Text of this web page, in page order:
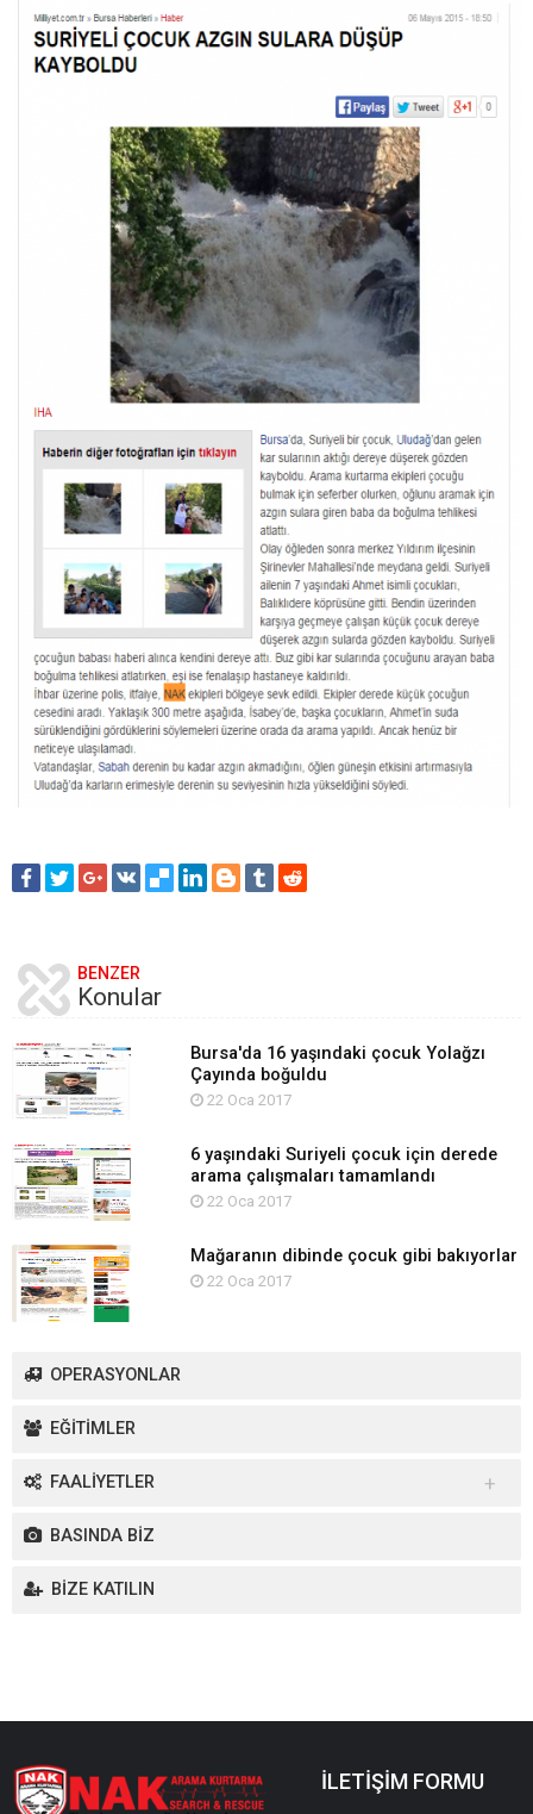
BENZER
Konular
Bursa'da 16 yaşındaki çocuk Yolağzı
Çayında boğuldu
22 Oca 2017
6 yaşındaki Suriyeli çocuk için derede
arama çalışmaları tamamlandı
22 Oca 2017
Mağaranın dibinde çocuk gibi bakıyorlar
22 Oca 2017
OPERASYONLAR
EĞİTİMLER
FAALİYETLER
Yurt İçi Faaliyetler
Yurt Dışı Faaliyetler
BASINDA BİZ
BİZE KATILIN
İLETİŞİM FORMU